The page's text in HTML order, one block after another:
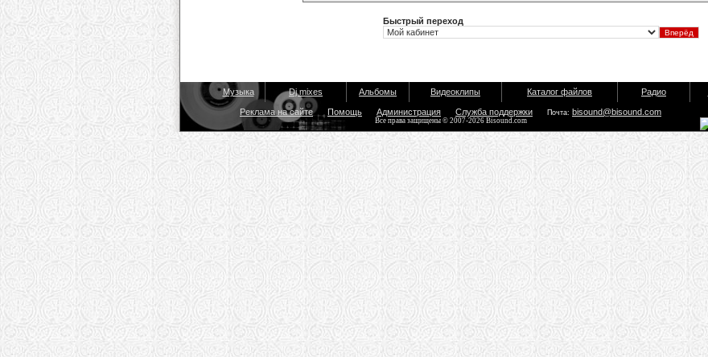
Быстрый переход
Музыка Dj mixes Альбомы Видеоклипы Каталог файлов Радио
Реклама на сайте Помощь Администрация Служба поддержки Почта: bisound@bisound.com
Все права защищены © 2007-2026 Bisound.com